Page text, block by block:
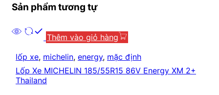
Sản phẩm tương tự
Thêm vào giỏ hàng
lốp xe, michelin, energy, mặc định
Lốp Xe MICHELIN 185/55R15 86V Energy XM 2+
Thailand